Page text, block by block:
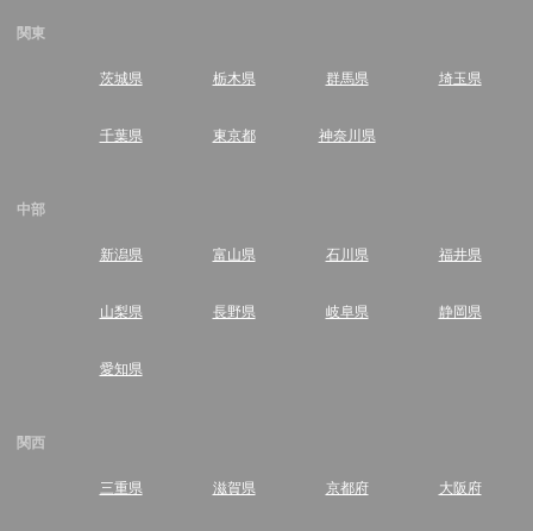
関東
茨城県 栃木県 群馬県 埼玉県
千葉県 東京都 神奈川県
中部
新潟県 富山県 石川県 福井県
山梨県 長野県 岐阜県 静岡県
愛知県
関西
三重県 滋賀県 京都府 大阪府